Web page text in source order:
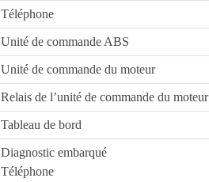
Téléphone
Unité de commande ABS
Unité de commande du moteur
Relais de l’unité de commande du moteur
Tableau de bord
Diagnostic embarqué
Téléphone